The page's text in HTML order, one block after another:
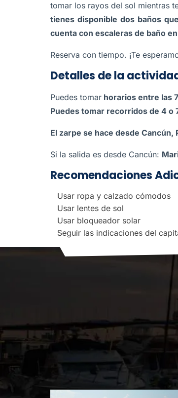
tomar los rayos del sol mientras
tienes disponible dos baños
cuenta con escaleras de baño
Reserva con tiempo. ¡Te
Detalles de la
Puedes tomar horarios entre las
Puedes tomar recorridos de 4 o
El zarpe se hace desde
Si la salida es desde Cancún:
Recomendaciones
Usar ropa y calzado cómodos
Usar lentes de sol
Usar bloqueador solar
Seguir las indicaciones del